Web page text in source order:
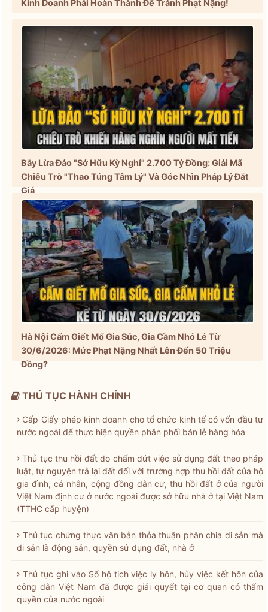
Kinh Doanh Phải Hoàn Thành Để Tránh Phạt Nặng!
Bẫy Lừa Đảo "Sở Hữu Kỳ Nghỉ" 2.700 Tỷ Đồng: Giải Mã
Chiêu Trò "Thao Túng Tâm Lý" Và Góc Nhìn Pháp Lý Đắt
Giá
Hà Nội Cấm Giết Mổ Gia Súc, Gia Cầm Nhỏ Lẻ Từ
30/6/2026: Mức Phạt Nặng Nhất Lên Đến 50 Triệu
Đồng?
THỦ TỤC HÀNH CHÍNH
Cấp Giấy phép kinh doanh cho tổ chức kinh tế có vốn đầu tư
nước ngoài để thực hiện quyền phân phối bán lẻ hàng hóa
Thủ tục thu hồi đất do chấm dứt việc sử dụng đất theo pháp
luật, tự nguyện trả lại đất đối với trường hợp thu hồi đất của hộ
gia đình, cá nhân, cộng đồng dân cư, thu hồi đất ở của người
Việt Nam định cư ở nước ngoài được sở hữu nhà ở tại Việt Nam
(TTHC cấp huyện)
Thủ tục chứng thực văn bản thỏa thuận phân chia di sản mà
di sản là động sản, quyền sử dụng đất, nhà ở
Thủ tục ghi vào Sổ hộ tịch việc ly hôn, hủy việc kết hôn của
công dân Việt Nam đã được giải quyết tại cơ quan có thẩm
quyền của nước ngoài